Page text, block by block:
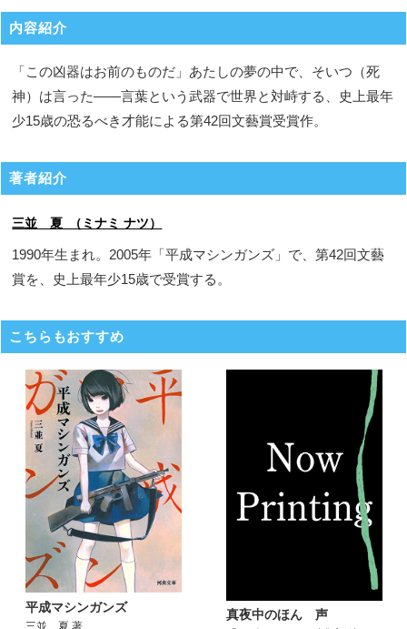
内容紹介
「この凶器はお前のものだ」あたしの夢の中で、そいつ（死
神）は言った――言葉という武器で世界と対峙する、史上最年
少15歳の恐るべき才能による第42回文藝賞受賞作。
著者紹介
三並 夏 （ミナミ ナツ）
1990年生まれ。2005年「平成マシンガンズ」で、第42回文藝
賞を、史上最年少15歳で受賞する。
こちらもおすすめ
平成マシンガンズ
三並 夏 著
真夜中のほん 声